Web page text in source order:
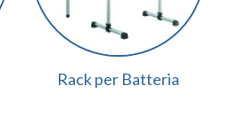
Rack per Batteria